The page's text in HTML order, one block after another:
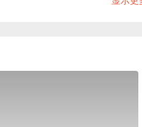
安分馆评价：Google 4.2 星
分馆优惠、WOW 玩行旅大安